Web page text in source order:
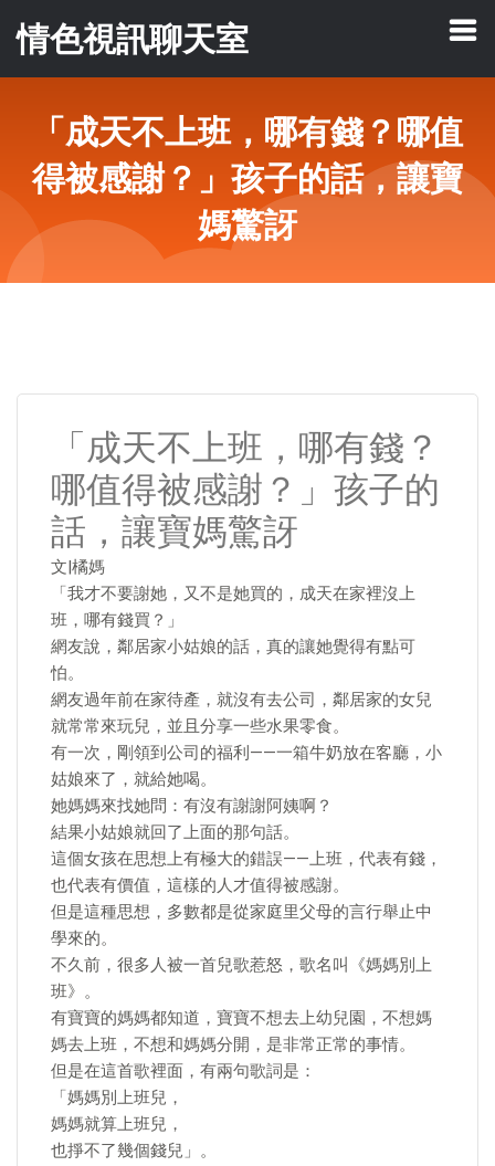
情色視訊聊天室
「成天不上班，哪有錢？哪值
得被感謝？」孩子的話，讓寶
媽驚訝
「成天不上班，哪有錢？
哪值得被感謝？」孩子的
話，讓寶媽驚訝
文|橘媽
「我才不要謝她，又不是她買的，成天在家裡沒上
班，哪有錢買？」
網友說，鄰居家小姑娘的話，真的讓她覺得有點可
怕。
網友過年前在家待產，就沒有去公司，鄰居家的女兒
就常常來玩兒，並且分享一些水果零食。
有一次，剛領到公司的福利——一箱牛奶放在客廳，小
姑娘來了，就給她喝。
她媽媽來找她問：有沒有謝謝阿姨啊？
結果小姑娘就回了上面的那句話。
這個女孩在思想上有極大的錯誤——上班，代表有錢，
也代表有價值，這樣的人才值得被感謝。
但是這種思想，多數都是從家庭里父母的言行舉止中
學來的。
不久前，很多人被一首兒歌惹怒，歌名叫《媽媽別上
班》。
有寶寶的媽媽都知道，寶寶不想去上幼兒園，不想媽
媽去上班，不想和媽媽分開，是非常正常的事情。
但是在這首歌裡面，有兩句歌詞是：
「媽媽別上班兒，
媽媽就算上班兒，
也掙不了幾個錢兒」。